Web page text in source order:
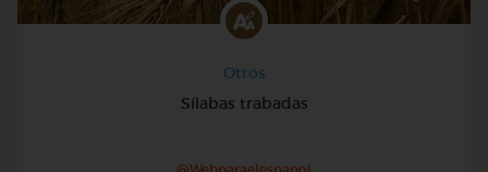
Otros
Sílabas trabadas